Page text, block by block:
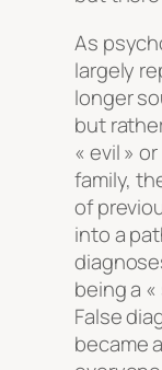
As
largely
longer
but
« evil »
family,
of
into a
being a
False
became